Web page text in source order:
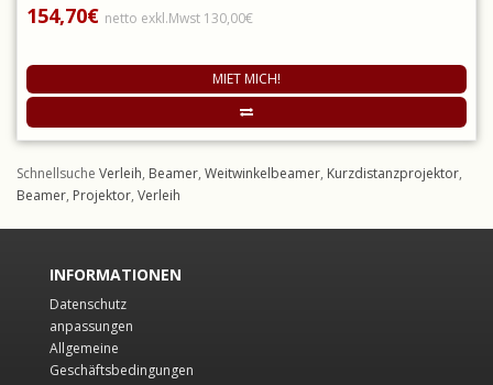
154,70€ netto exkl.Mwst 130,00€
MIET MICH!
Schnellsuche Verleih, Beamer, Weitwinkelbeamer, Kurzdistanzprojektor,
Beamer, Projektor, Verleih
INFORMATIONEN
Datenschutz
anpassungen
Allgemeine
Geschäftsbedingungen